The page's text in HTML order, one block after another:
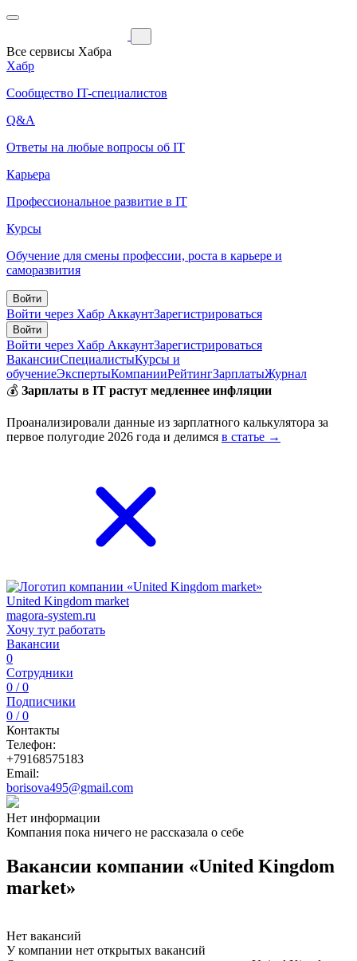
Все сервисы Хабра
Хабр
Сообщество IT-специалистов
Q&A
Ответы на любые вопросы об IT
Карьера
Профессиональное развитие в IT
Курсы
Обучение для смены профессии, роста в карьере и
саморазвития
Войти
Войти через Хабр АккаунтЗарегистрироваться
Войти
Войти через Хабр АккаунтЗарегистрироваться
ВакансииСпециалистыКурсы и
обучениеЭкспертыКомпанииРейтингЗарплатыЖурнал
💰 Зарплаты в IT растут медленнее инфляции
Проанализировали данные из зарплатного калькулятора за
первое полугодие 2026 года и делимся в статье →
United Kingdom market
magora-system.ru
Хочу тут работать
Вакансии
0
Сотрудники
0 / 0
Подписчики
0 / 0
Контакты
Телефон:
+79168575183
Email:
borisova495@gmail.com
Нет информации
Компания пока ничего не рассказала о себе
Вакансии компании «United Kingdom
market»
Нет вакансий
У компании нет открытых вакансий